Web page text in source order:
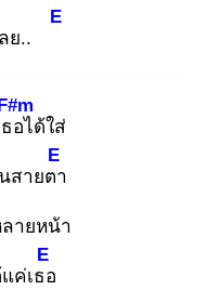
ลย..
E
อได้ใส่
สายตา
E
ายหน้า
ค่เธอ
E